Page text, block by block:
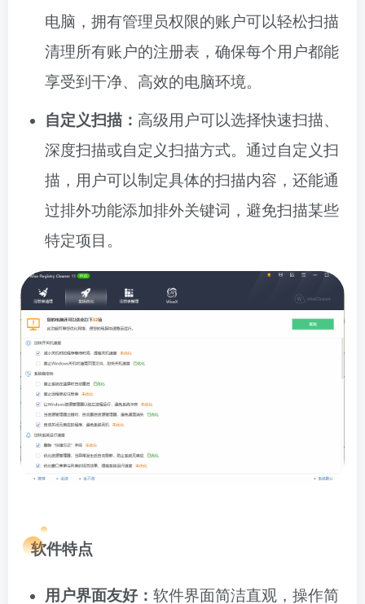
电脑，拥有管理员权限的账户可以轻松扫描
清理所有账户的注册表，确保每个用户都能
享受到干净、高效的电脑环境。
自定义扫描： 高级用户可以选择快速扫描、
深度扫描或自定义扫描方式。通过自定义扫
描，用户可以制定具体的扫描内容，还能通
过排外功能添加排外关键词，避免扫描某些
特定项目。
软件特点
用户界面友好： 软件界面简洁直观，操作简